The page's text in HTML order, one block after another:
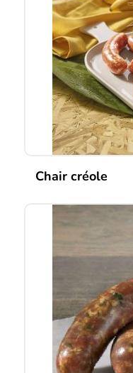
Chair créole